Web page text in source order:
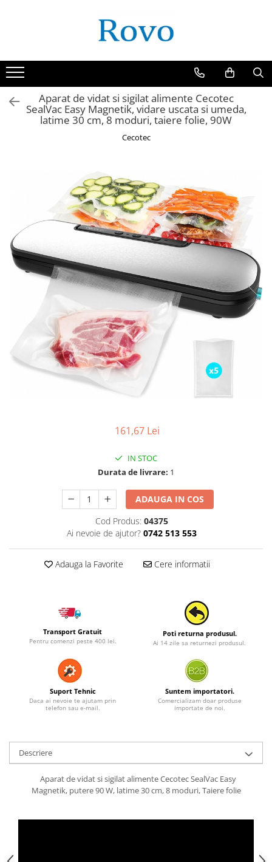
Aparat de vidat si sigilat alimente Cecotec
SealVac Easy Magnetik, vidare uscata si umeda,
latime 30 cm, 8 moduri, taiere folie, 90W
Cecotec
161,67 Lei
IN STOC
Durata de livrare: 1
ADAUGA IN COS
Cod Produs: 04375
Ai nevoie de ajutor? 0742 513 553
Adauga la Favorite Cere informatii
Transport Gratuit
Pentru comenzi peste 400 lei.
Poti returna produsul.
Ai 14 zile sa returnezi produsul.
Suport Tehnic
Daca ai nevoie te ajutam prin
telefon sau e-mail.
Suntem importatori.
Comercializam doar produse
importate de noi.
Descriere
Aparat de vidat si sigilat alimente Cecotec SealVac Easy
Magnetik, putere 90 W, latime 30 cm, 8 moduri, Taiere folie